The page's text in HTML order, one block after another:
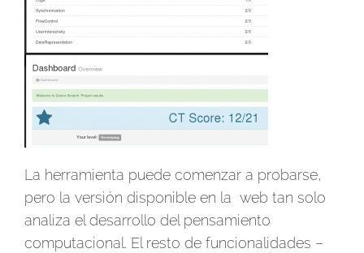
La herramienta puede comenzar a probarse,
pero la versión disponible en la web tan solo
analiza el desarrollo del pensamiento
computacional. El resto de funcionalidades –